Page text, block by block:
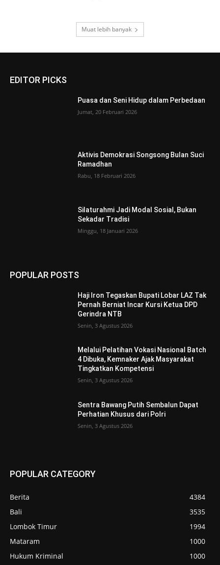
Muat lebih banyak
EDITOR PICKS
Puasa dan Seni Hidup dalam Perbedaan
Jumat, 20 Februari 2026
Aktivis Demokrasi Songsong Bulan Suci
Ramadhan
Rabu, 18 Februari 2026
Silaturahmi Jadi Modal Sosial, Bukan
Sekadar Tradisi
Minggu, 18 Januari 2026
POPULAR POSTS
Haji Iron Tegaskan Bupati Lobar LAZ Tak
Pernah Berniat Incar Kursi Ketua DPD
Gerindra NTB
Senin, 3 Agustus 2026
Melalui Pelatihan Vokasi Nasional Batch
4 Dibuka, Kemnaker Ajak Masyarakat
Tingkatkan Kompetensi
Senin, 3 Agustus 2026
Sentra Bawang Putih Sembalun Dapat
Perhatian Khusus dari Polri
Senin, 3 Agustus 2026
POPULAR CATEGORY
Berita
4384
Bali
3535
Lombok Timur
1994
Mataram
1000
Hukum Kriminal
1000